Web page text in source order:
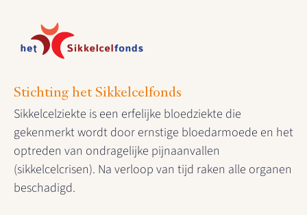
Stichting het Sikkelcelfonds
Sikkelcelziekte is een erfelijke bloedziekte die
gekenmerkt wordt door ernstige bloedarmoede en het
optreden van ondragelijke pijnaanvallen
(sikkelcelcrisen). Na verloop van tijd raken alle organen
beschadigd.